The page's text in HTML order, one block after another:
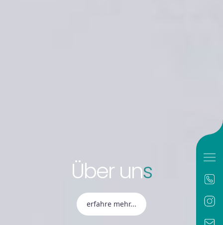
Über uns
erfahre mehr...